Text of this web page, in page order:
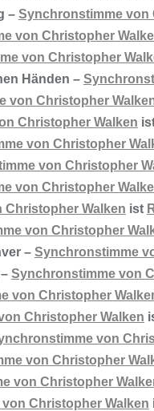
– Synchronstimme von
von Christopher
von Christopher
Händen –
von Christopher
Christopher Walken
von Christopher
von Christopher
von Christopher
Walken ist
von Christopher
– Synchronstimme
Synchronstimme von
von Christopher
Christopher Walken
von
von Christopher
von Christopher
Christopher Walken